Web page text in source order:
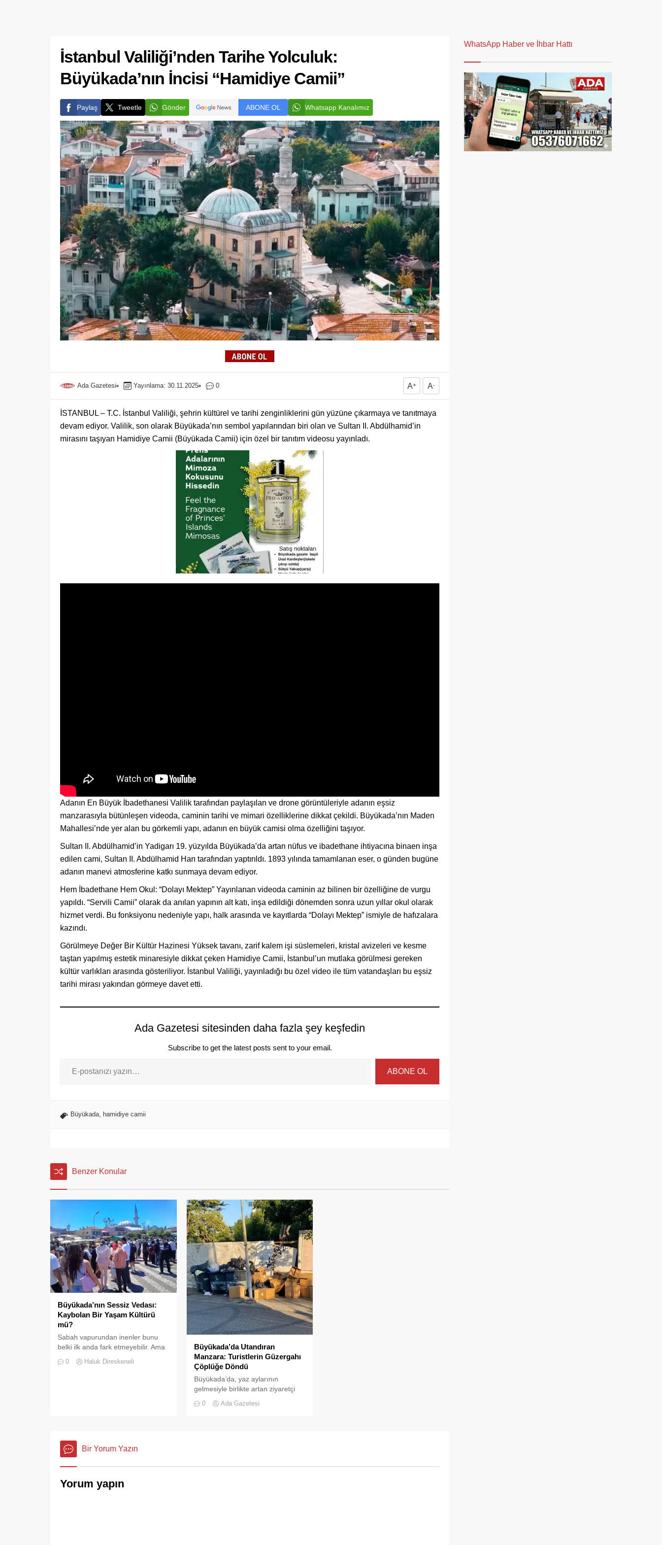
İstanbul Valiliği’nden Tarihe Yolculuk:
Büyükada’nın İncisi “Hamidiye Camii”
Paylaş Tweetle Gönder ABONE OL Whatsapp Kanalımız
Ada Gazetesi Yayınlama: 30.11.2025 0 A+ A-
İSTANBUL – T.C. İstanbul Valiliği, şehrin kültürel ve tarihi zenginliklerini gün yüzüne çıkarmaya ve tanıtmaya
devam ediyor. Valilik, son olarak Büyükada’nın sembol yapılarından biri olan ve Sultan II. Abdülhamid’in
mirasını taşıyan Hamidiye Camii (Büyükada Camii) için özel bir tanıtım videosu yayınladı.
Adanın En Büyük İbadethanesi Valilik tarafından paylaşılan ve drone görüntüleriyle adanın eşsiz
manzarasıyla bütünleşen videoda, caminin tarihi ve mimari özelliklerine dikkat çekildi. Büyükada’nın Maden
Mahallesi’nde yer alan bu görkemli yapı, adanın en büyük camisi olma özelliğini taşıyor.
Sultan II. Abdülhamid’in Yadigarı 19. yüzyılda Büyükada’da artan nüfus ve ibadethane ihtiyacına binaen inşa
edilen cami, Sultan II. Abdülhamid Han tarafından yaptırıldı. 1893 yılında tamamlanan eser, o günden bugüne
adanın manevi atmosferine katkı sunmaya devam ediyor.
Hem İbadethane Hem Okul: “Dolayı Mektep” Yayınlanan videoda caminin az bilinen bir özelliğine de vurgu
yapıldı. “Servili Camii” olarak da anılan yapının alt katı, inşa edildiği dönemden sonra uzun yıllar okul olarak
hizmet verdi. Bu fonksiyonu nedeniyle yapı, halk arasında ve kayıtlarda “Dolayı Mektep” ismiyle de hafızalara
kazındı.
Görülmeye Değer Bir Kültür Hazinesi Yüksek tavanı, zarif kalem işi süslemeleri, kristal avizeleri ve kesme
taştan yapılmış estetik minaresiyle dikkat çeken Hamidiye Camii, İstanbul’un mutlaka görülmesi gereken
kültür varlıkları arasında gösteriliyor. İstanbul Valiliği, yayınladığı bu özel video ile tüm vatandaşları bu eşsiz
tarihi mirası yakından görmeye davet etti.
Ada Gazetesi sitesinden daha fazla şey keşfedin
Subscribe to get the latest posts sent to your email.
ABONE OL
Büyükada, hamidiye camii
Benzer Konular
Büyükada’nın Sessiz Vedası:
Kaybolan Bir Yaşam Kültürü
mü?
Sabah vapurundan inenler bunu
belki ilk anda fark etmeyebilir. Ama
Büyükada’yı elli, altmış yıldır
tanıyanlar bilir; adanın sesi ve
0 Haluk Direskeneli
Büyükada’da Utandıran
Manzara: Turistlerin Güzergahı
Çöplüğe Döndü
Büyükada’da, yaz aylarının
gelmesiyle birlikte artan ziyaretçi
hizmetlerindeki aksaklıkları bir kez
0 Ada Gazetesi
Bir Yorum Yazın
Yorum yapın
WhatsApp Haber ve İhbar Hattı